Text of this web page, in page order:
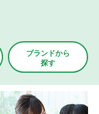
ブランドから
探す